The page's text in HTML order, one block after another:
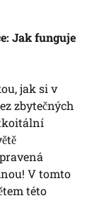
Jak funguje
jak si v
zbytečných
V tomto
této